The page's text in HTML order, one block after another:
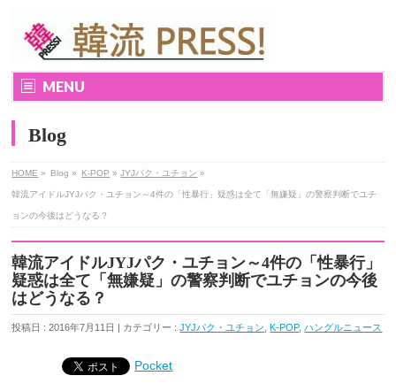
MENU
Blog
HOME » Blog » K-POP »JYJパク・ユチョン »
韓流アイドルJYJパク・ユチョン～4件の「性暴行」疑惑は全て「無嫌疑」の警察判断でユチ
ョンの今後はどうなる？
韓流アイドルJYJパク・ユチョン～4件の「性暴行」
疑惑は全て「無嫌疑」の警察判断でユチョンの今後
はどうなる？
投稿日 : 2016年7月11日 | カテゴリー :JYJパク・ユチョン ,K-POP,ハングルニュース
Pocket